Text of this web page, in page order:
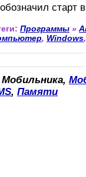
старт
Программы »
, Windows
Мобильника,
, Памяти